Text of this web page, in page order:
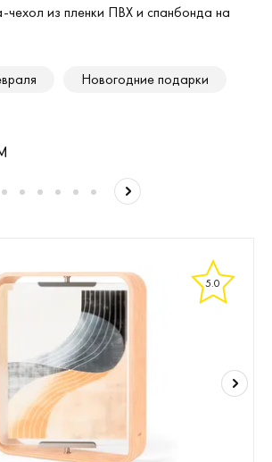
чехол из пленки ПВХ и спанбонда на
Новогодние подарки
5.0